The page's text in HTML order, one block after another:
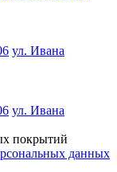
ул. Ивана
ул. Ивана
покрытий
данных